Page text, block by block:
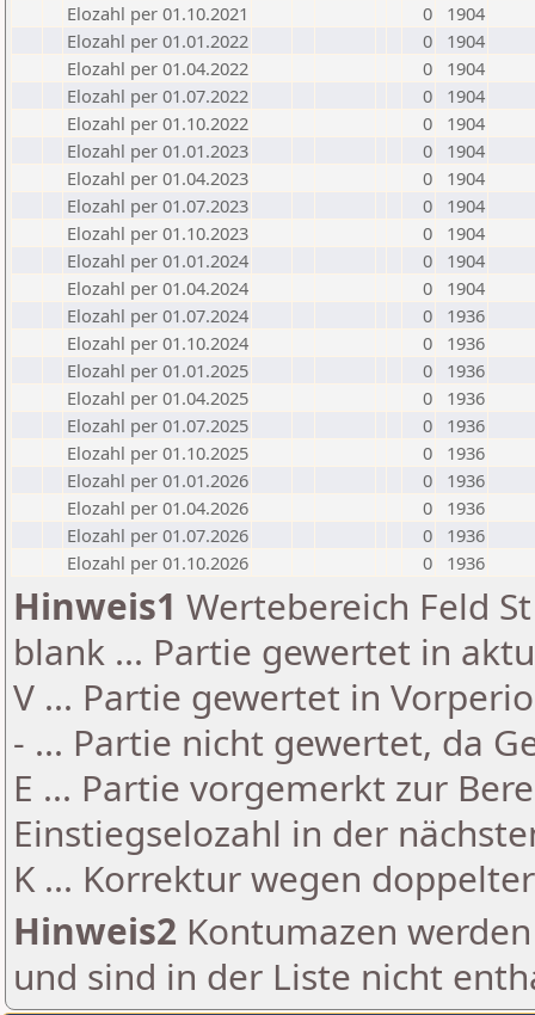
Elozahl per 01.10.2021
0
1904
Elozahl per 01.01.2022
0
1904
Elozahl per 01.04.2022
0
1904
Elozahl per 01.07.2022
0
1904
Elozahl per 01.10.2022
0
1904
Elozahl per 01.01.2023
0
1904
Elozahl per 01.04.2023
0
1904
Elozahl per 01.07.2023
0
1904
Elozahl per 01.10.2023
0
1904
Elozahl per 01.01.2024
0
1904
Elozahl per 01.04.2024
0
1904
Elozahl per 01.07.2024
0
1936
Elozahl per 01.10.2024
0
1936
Elozahl per 01.01.2025
0
1936
Elozahl per 01.04.2025
0
1936
Elozahl per 01.07.2025
0
1936
Elozahl per 01.10.2025
0
1936
Elozahl per 01.01.2026
0
1936
Elozahl per 01.04.2026
0
1936
Elozahl per 01.07.2026
0
1936
Elozahl per 01.10.2026
0 1936
Hinweis1 Wertebereich Feld
blank ... Partie gewertet in
V ... Partie gewertet in
- ... Partie nicht gewertet, da
E ... Partie vorgemerkt zur
Einstiegselozahl in der
K ... Korrektur wegen
Hinweis2 Kontumazen
und sind in der Liste nicht